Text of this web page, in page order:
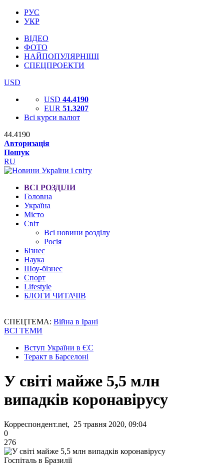
РУС
УКР
ВІДЕО
ФОТО
НАЙПОПУЛЯРНІШІ
СПЕЦПРОЕКТИ
USD
USD 44.4190
EUR 51.3207
Всі курси валют
44.4190
Авторизація
Пошук
RU
ВСІ РОЗДІЛИ
Головна
Україна
Місто
Світ
Всі новини розділу
Росія
Бізнес
Наука
Шоу-бізнес
Спорт
Lifestyle
БЛОГИ ЧИТАЧІВ
СПЕЦТЕМА: Війна в Ірані
ВСІ ТЕМИ
Вступ України в ЄС
Теракт в Барселоні
У світі майже 5,5 млн
випадків коронавірусу
Корреспондент.net, 25 травня 2020, 09:04
0
276
Госпіталь в Бразилії